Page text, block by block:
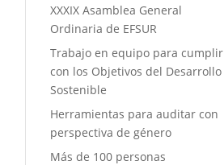
XXXIX Asamblea General
Ordinaria de EFSUR
Trabajo en equipo para cumplir
con los Objetivos del Desarrollo
Sostenible
Herramientas para auditar con
perspectiva de género
Más de 100 personas